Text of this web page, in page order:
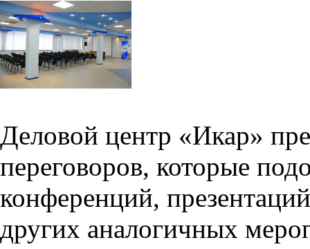
Деловой центр «Икар»
переговоров, которые
конференций,
других аналогичных